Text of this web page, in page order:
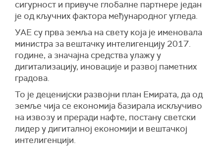
сигурност и привуче глобалне партнере један
је од кључних фактора међународног угледа.
УАЕ су прва земља на свету која је именовала
министра за вештачку интелигенцију 2017.
године, а значајна средства улажу у
дигитализацију, иновације и развој паметних
градова.
То је деценијски развојни план Емирата, да од
земље чија се економија базирала искључиво
на извозу и преради нафте, постану светски
лидер у дигиталној економији и вештачкој
интелигенцији.